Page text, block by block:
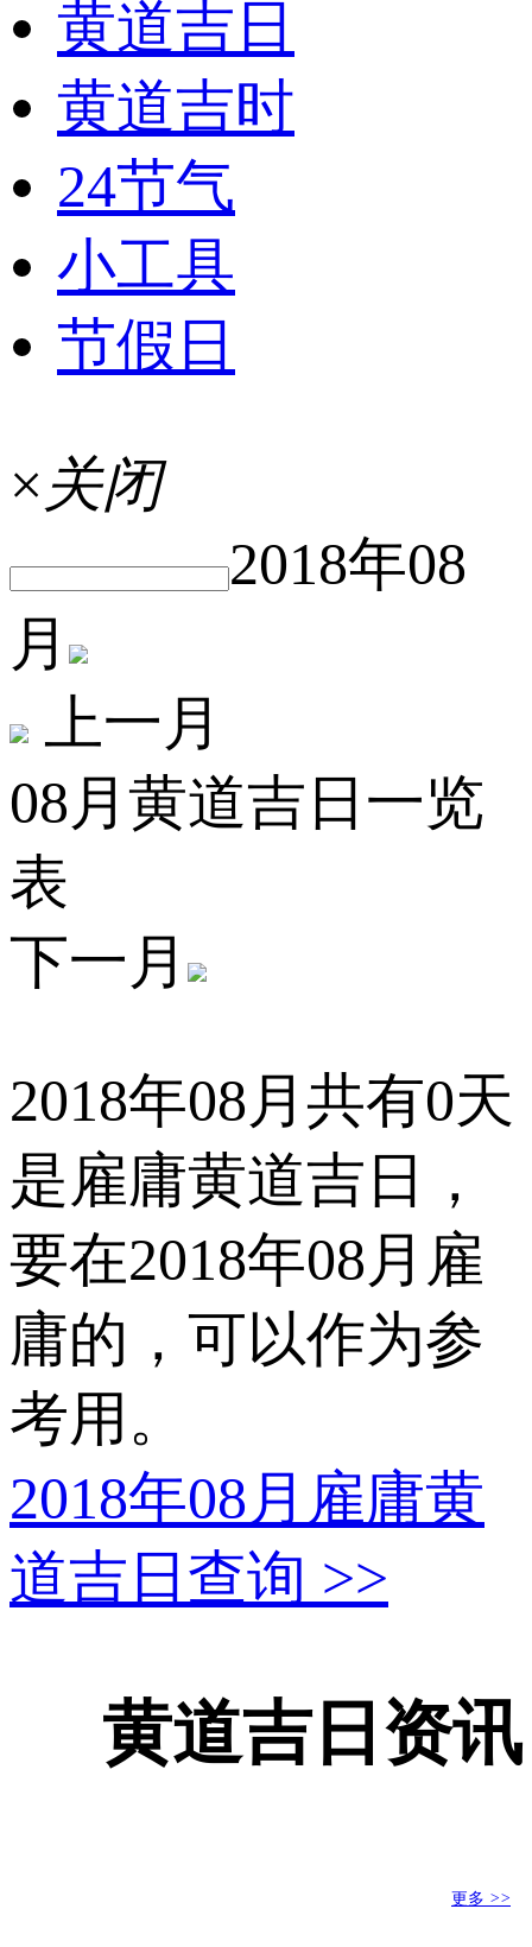
黄道吉日
黄道吉时
24节气
小工具
节假日
× 关闭
2018年08
月
上一月
08月黄道吉日一览
表
下一月
2018年08月共有0天
是雇庸黄道吉日，
要在2018年08月雇
庸的，可以作为参
考用。
2018年08月雇庸黄
道吉日查询 >>
黄道吉日资讯
更多 >>